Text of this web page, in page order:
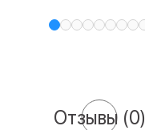
Отзывы (0)